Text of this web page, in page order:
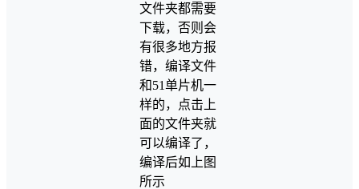
文件夹都需要
下载，否则会
有很多地方报
错，编译文件
和51单片机一
样的，点击上
面的文件夹就
可以编译了，
编译后如上图
所示